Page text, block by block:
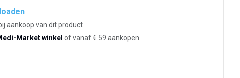
aankoop van dit product
Market winkel of vanaf € 59 aankopen